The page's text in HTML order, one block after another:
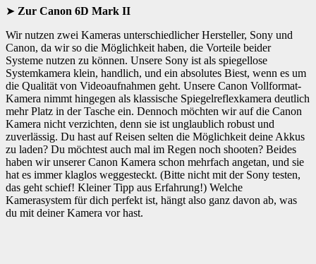
➤ Zur Canon 6D Mark II
Wir nutzen zwei Kameras unterschiedlicher Hersteller, Sony und
Canon, da wir so die Möglichkeit haben, die Vorteile beider
Systeme nutzen zu können. Unsere Sony ist als spiegellose
Systemkamera klein, handlich, und ein absolutes Biest, wenn es um
die Qualität von Videoaufnahmen geht. Unsere Canon Vollformat-
Kamera nimmt hingegen als klassische Spiegelreflexkamera deutlich
mehr Platz in der Tasche ein. Dennoch möchten wir auf die Canon
Kamera nicht verzichten, denn sie ist unglaublich robust und
zuverlässig. Du hast auf Reisen selten die Möglichkeit deine Akkus
zu laden? Du möchtest auch mal im Regen noch shooten? Beides
haben wir unserer Canon Kamera schon mehrfach angetan, und sie
hat es immer klaglos weggesteckt. (Bitte nicht mit der Sony testen,
das geht schief! Kleiner Tipp aus Erfahrung!) Welche
Kamerasystem für dich perfekt ist, hängt also ganz davon ab, was
du mit deiner Kamera vor hast.